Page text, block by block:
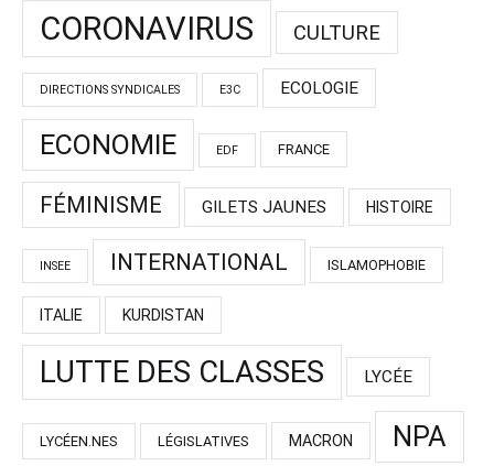
CORONAVIRUS CULTURE
DIRECTIONS SYNDICALES E3C ECOLOGIE
ECONOMIE EDF FRANCE
FÉMINISME GILETS JAUNES HISTOIRE
INSEE INTERNATIONAL ISLAMOPHOBIE
ITALIE KURDISTAN
LUTTE DES CLASSES LYCÉE
LYCÉEN.NES LÉGISLATIVES MACRON NPA